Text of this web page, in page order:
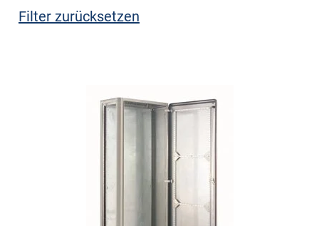
Filter zurücksetzen